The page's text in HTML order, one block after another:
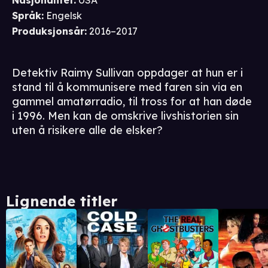
Språk: Engelsk
Produksjonsår: 2016–2017
Detektiv Raimy Sullivan oppdager at hun er i
stand til å kommunisere med faren sin via en
gammel amatørradio, til tross for at han døde
i 1996. Men kan de omskrive livshistorien sin
uten å risikere alle de elsker?
Lignende titler